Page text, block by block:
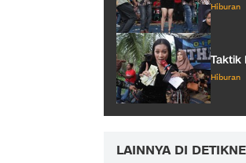
Hiburan
Taktik
Hiburan
LAINNYA DI